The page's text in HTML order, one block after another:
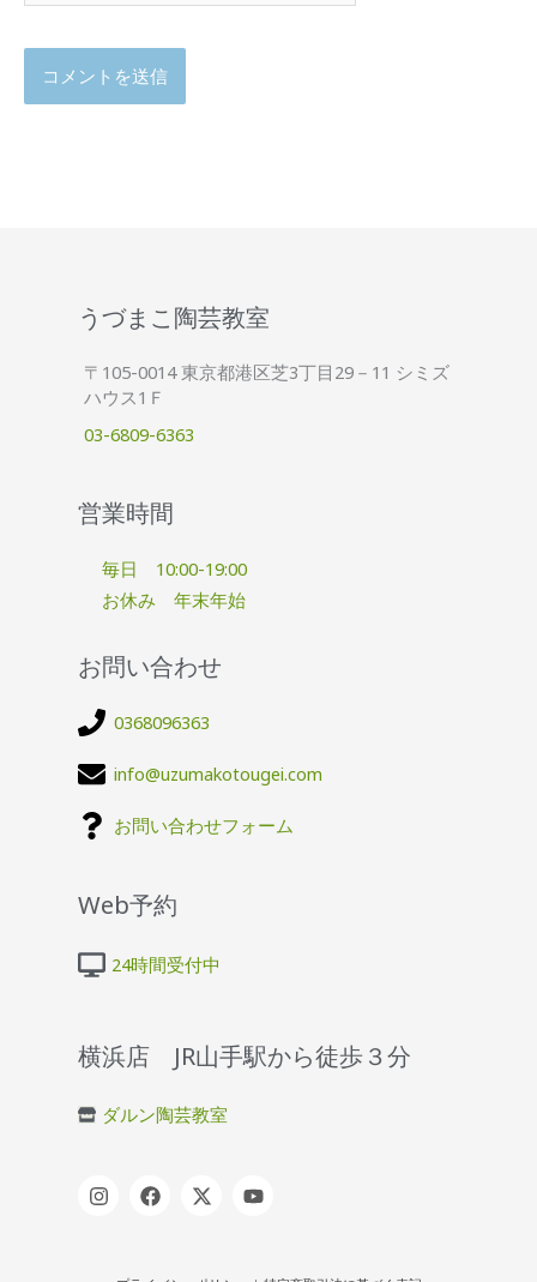
ト
うづまこ陶芸教室
〒105-0014 東京都港区芝3丁目29－11 シミズ
ハウス1Ｆ
03-6809-6363
営業時間
毎日 10:00-19:00
お休み 年末年始
お問い合わせ
0368096363
info@uzumakotougei.com
お問い合わせフォーム
Web予約
24時間受付中
横浜店 JR山手駅から徒歩３分
ダルン陶芸教室